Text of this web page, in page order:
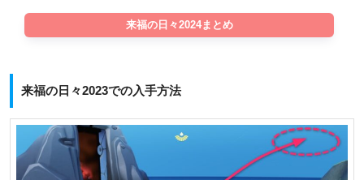
来福の日々2024まとめ
来福の日々2023での入手方法